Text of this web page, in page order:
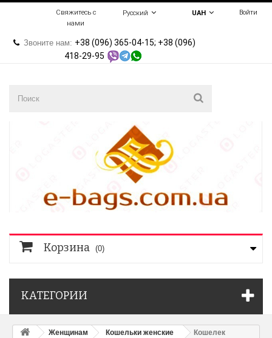
Войти
UAH
Русский
Свяжитесь с
нами
Звоните нам: +38 (096) 365-04-15; +38 (096)
418-29-95
Корзина (0)
КАТЕГОРИИ
Женщинам Кошельки женские
Кошелек